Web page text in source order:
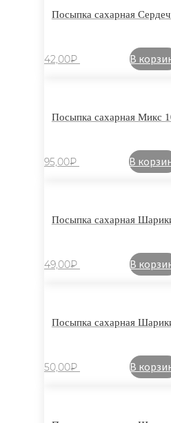
Посыпка сахарная
42,00₽ В
Посыпка сахарная Микс
95,00₽ В
Посыпка сахарная
49,00₽ В
Посыпка сахарная
50,00₽ В